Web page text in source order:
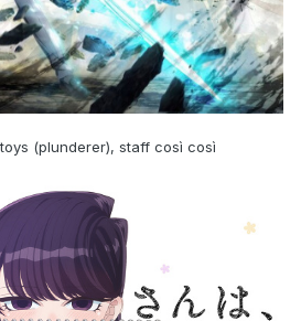
(plunderer), staff così così